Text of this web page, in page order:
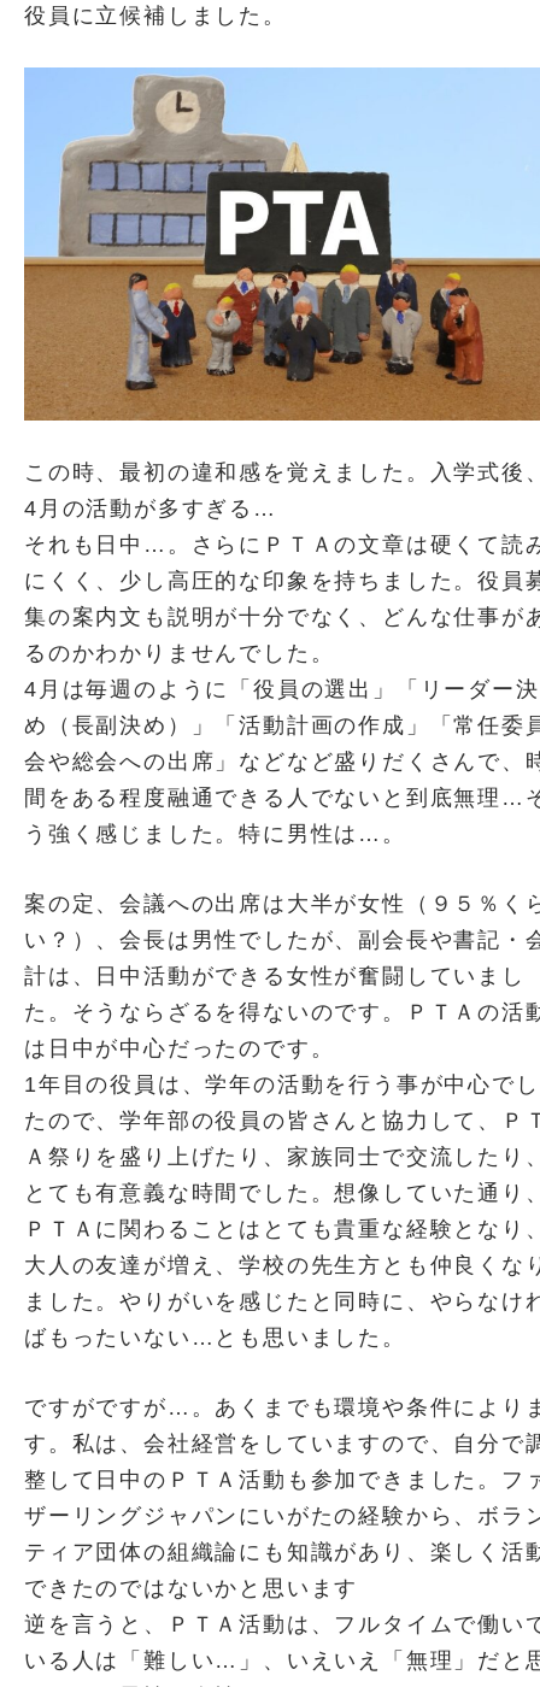
役員に立候補しました。
この時、最初の違和感を覚えました。入学式後
4月の活動が多すぎる…
それも日中…。さらにＰＴＡの文章は硬くて読
にくく、少し高圧的な印象を持ちました。役員
集の案内文も説明が十分でなく、どんな仕事が
るのかわかりませんでした。
4月は毎週のように「役員の選出」「リーダー決
め（長副決め）」「活動計画の作成」「常任委
会や総会への出席」などなど盛りだくさんで、
間をある程度融通できる人でないと到底無理…
う強く感じました。特に男性は…。
案の定、会議への出席は大半が女性（９５％く
い？）、会長は男性でしたが、副会長や書記・
計は、日中活動ができる女性が奮闘していまし
た。そうならざるを得ないのです。ＰＴＡの活
は日中が中心だったのです。
1年目の役員は、学年の活動を行う事が中心でし
たので、学年部の役員の皆さんと協力して、Ｐ
Ａ祭りを盛り上げたり、家族同士で交流したり
とても有意義な時間でした。想像していた通り
ＰＴＡに関わることはとても貴重な経験となり
大人の友達が増え、学校の先生方とも仲良くな
ました。やりがいを感じたと同時に、やらなけ
ばもったいない…とも思いました。
ですがですが…。あくまでも環境や条件により
す。私は、会社経営をしていますので、自分で
整して日中のＰＴＡ活動も参加できました。フ
ザーリングジャパンにいがたの経験から、ボラ
ティア団体の組織論にも知識があり、楽しく活
できたのではないかと思います
逆を言うと、ＰＴＡ活動は、フルタイムで働い
いる人は「難しい…」、いえいえ「無理」だと